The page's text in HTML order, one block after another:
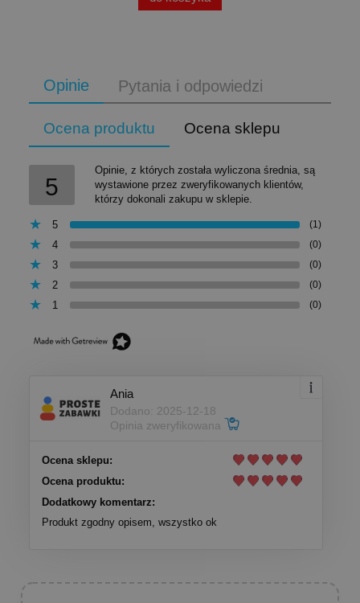
Opinie Pytania i odpowiedzi
Ocena produktu Ocena sklepu
5
Opinie, z których została wyliczona średnia, są
wystawione przez zweryfikowanych klientów,
którzy dokonali zakupu w sklepie.
5 (1)
4 (0)
3 (0)
2 (0)
1 (0)
Ania
Dodano: 2025-12-18
Opinia zweryfikowana
Ocena sklepu:
Ocena produktu:
Dodatkowy komentarz:
Produkt zgodny opisem, wszystko ok